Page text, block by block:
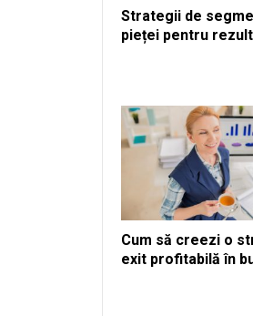
Strategii de
pieței pentru
Cum să creezi o
exit profitabilă în